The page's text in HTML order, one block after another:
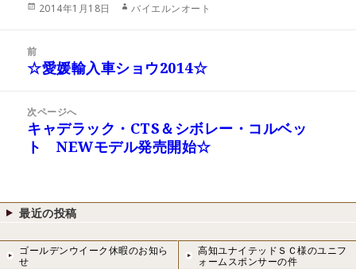
投
2014年1月18日
作
バイエルンオート
前
前
投
稿:
☆愛媛輸入車ショウ2014☆
次ページへ
次
の
キャデラック・CTS＆シボレー・コルベッ
ト NEWモデル発売開始☆
最近の投稿
ゴールデンウイーク休暇のお知ら
せ
高知ユナイテッドＳＣ様のユニフ
ォームスポンサーの件